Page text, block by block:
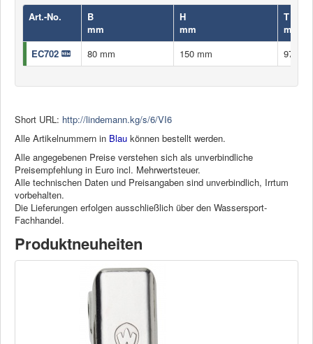
Art.-No.
B
mm
H
mm
T
mm
EC702
80 mm 150 mm 97 mm
Short URL: http://lindemann.kg/s/6/VI6
Alle Artikelnummern in Blau können bestellt werden.
Alle angegebenen Preise verstehen sich als unverbindliche
Preisempfehlung in Euro incl. Mehrwertsteuer.
Alle technischen Daten und Preisangaben sind unverbindlich, Irrtum
vorbehalten.
Die Lieferungen erfolgen ausschließlich über den Wassersport-
Fachhandel.
Produktneuheiten